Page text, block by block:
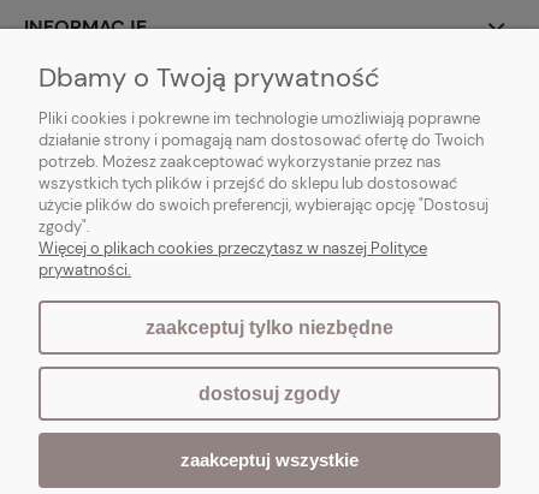
INFORMACJE
O NAS
Vintagedeco.pl - sklep internetowy - meble i artykuły dekoracyjne do domu
i ogrodu w stylu vintage, skandynawskim, prowansalskim, boho, shabby
chic, industrialnym i loft.
pokaż pełną wersję strony
Sklep internetowy Shoper.pl
Dbamy o Twoją prywatność
Pliki cookies i pokrewne im technologie umożliwiają poprawne
działanie strony i pomagają nam dostosować ofertę do Twoich
potrzeb. Możesz zaakceptować wykorzystanie przez nas
wszystkich tych plików i przejść do sklepu lub dostosować
użycie plików do swoich preferencji, wybierając opcję "Dostosuj
zgody".
Więcej o plikach cookies przeczytasz w naszej Polityce
prywatności.
zaakceptuj tylko niezbędne
dostosuj zgody
zaakceptuj wszystkie